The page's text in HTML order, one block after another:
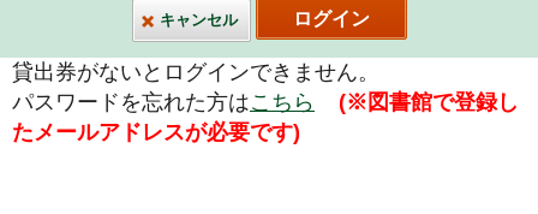
キャンセル
貸出券がないとログインできません。
パスワードを忘れた方はこちら
(※図書館で登録し
たメールアドレスが必要です)